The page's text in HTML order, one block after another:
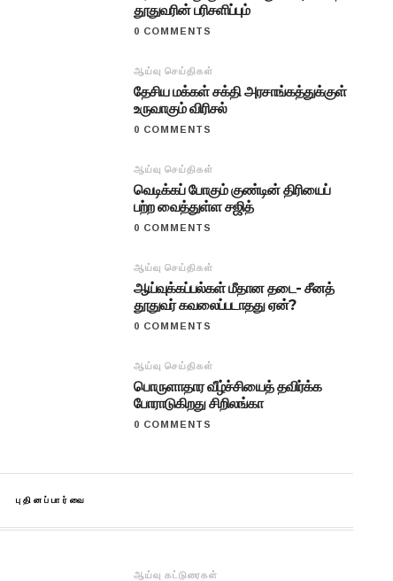
தூதுவரின் பரிசளிப்பும்
0 COMMENTS
ஆய்வு செய்திகள்
தேசிய மக்கள் சக்தி அரசாங்கத்துக்குள்
உருவாகும் விரிசல்
0 COMMENTS
ஆய்வு செய்திகள்
வெடிக்கப் போகும் குண்டின் திரியைப்
பற்ற வைத்துள்ள சஜித்
0 COMMENTS
ஆய்வு செய்திகள்
ஆய்வுக்கப்பல்கள் மீதான தடை- சீனத்
தூதுவர் கவலைப்படாதது ஏன்?
0 COMMENTS
ஆய்வு செய்திகள்
பொருளாதார வீழ்ச்சியைத் தவிர்க்க
போராடுகிறது சிறிலங்கா
0 COMMENTS
புதினப்பார்வை
ஆய்வு கட்டுரைகள்